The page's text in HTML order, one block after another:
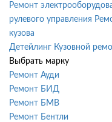
Ремонт
рулевого управления
кузова
Детейлинг Кузовной
Выбрать марку
Ремонт Ауди
Ремонт БИД
Ремонт БМВ
Ремонт Бентли